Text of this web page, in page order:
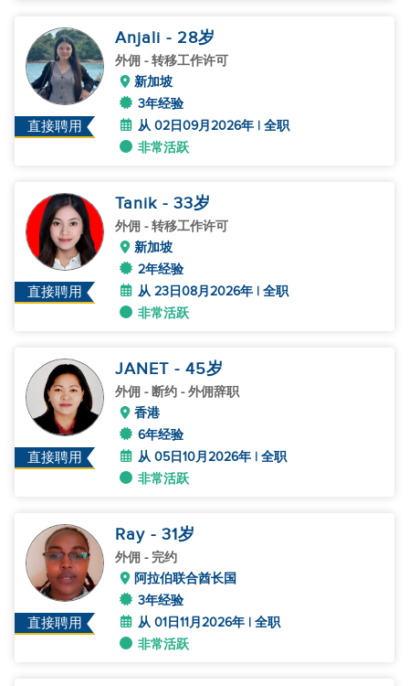
直接聘用
Anjali - 28岁
外佣 - 转移工作许可
新加坡
3年经验
从 02日09月2026年 | 全职
非常活跃
直接聘用
Tanik - 33岁
外佣 - 转移工作许可
新加坡
2年经验
从 23日08月2026年 | 全职
非常活跃
直接聘用
JANET - 45岁
外佣 - 断约 - 外佣辞职
香港
6年经验
从 05日10月2026年 | 全职
非常活跃
直接聘用
Ray - 31岁
外佣 - 完约
阿拉伯联合酋长国
3年经验
从 01日11月2026年 | 全职
非常活跃